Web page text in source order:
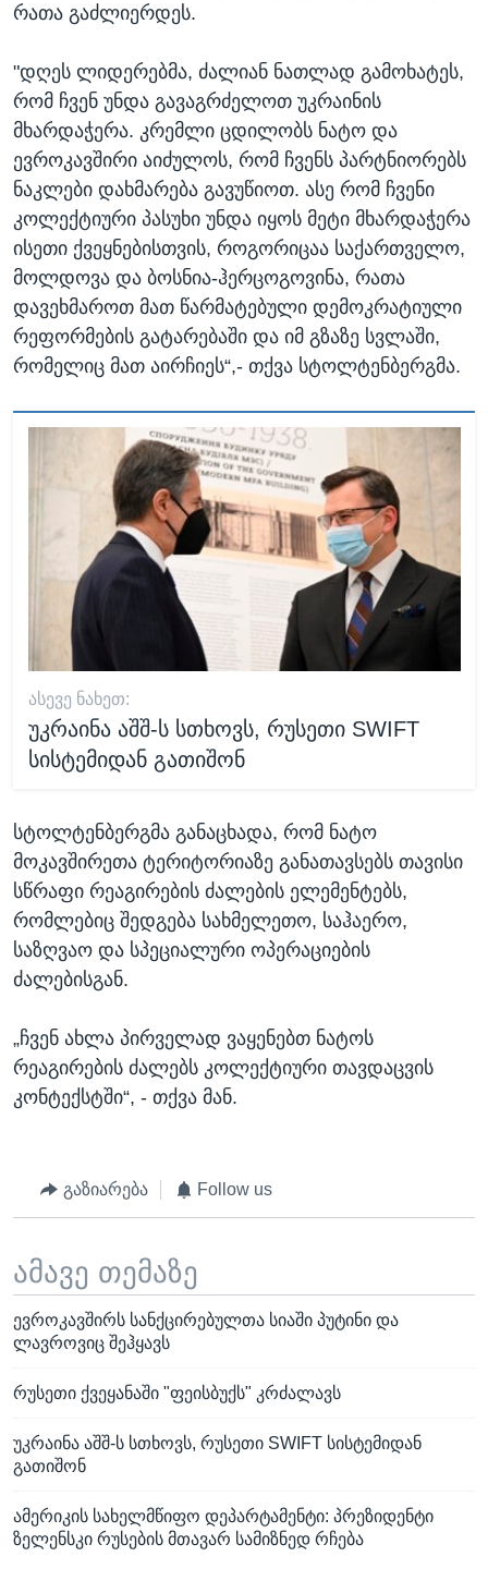
რათა გაძლიერდეს.
"დღეს ლიდერებმა, ძალიან ნათლად გამოხატეს,
რომ ჩვენ უნდა გავაგრძელოთ უკრაინის
მხარდაჭერა. კრემლი ცდილობს ნატო და
ევროკავშირი აიძულოს, რომ ჩვენს პარტნიორებს
ნაკლები დახმარება გავუწიოთ. ასე რომ ჩვენი
კოლექტიური პასუხი უნდა იყოს მეტი მხარდაჭერა
ისეთი ქვეყნებისთვის, როგორიცაა საქართველო,
მოლდოვა და ბოსნია-ჰერცოგოვინა, რათა
დავეხმაროთ მათ წარმატებული დემოკრატიული
რეფორმების გატარებაში და იმ გზაზე სვლაში,
რომელიც მათ აირჩიეს“,- თქვა სტოლტენბერგმა.
ᲐᲡᲔᲕᲔ ᲜᲐᲮᲔᲗ:
უკრაინა აშშ-ს სთხოვს, რუსეთი SWIFT
სისტემიდან გათიშონ
სტოლტენბერგმა განაცხადა, რომ ნატო
მოკავშირეთა ტერიტორიაზე განათავსებს თავისი
სწრაფი რეაგირების ძალების ელემენტებს,
რომლებიც შედგება სახმელეთო, საჰაერო,
საზღვაო და სპეციალური ოპერაციების
ძალებისგან.
„ჩვენ ახლა პირველად ვაყენებთ ნატოს
რეაგირების ძალებს კოლექტიური თავდაცვის
კონტექსტში“, - თქვა მან.
გაზიარება Follow us
ამავე თემაზე
ევროკავშირს სანქცირებულთა სიაში პუტინი და
ლავროვიც შეჰყავს
რუსეთი ქვეყანაში "ფეისბუქს" კრძალავს
უკრაინა აშშ-ს სთხოვს, რუსეთი SWIFT სისტემიდან
გათიშონ
ამერიკის სახელმწიფო დეპარტამენტი: პრეზიდენტი
ზელენსკი რუსების მთავარ სამიზნედ რჩება